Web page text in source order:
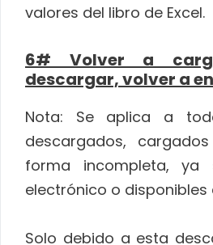
valores del libro de Excel.
6# Volver a
descargar, volver a
Nota: Se aplica a
descargados,
forma incompleta, ya
electrónico o disponibles
Solo debido a esta